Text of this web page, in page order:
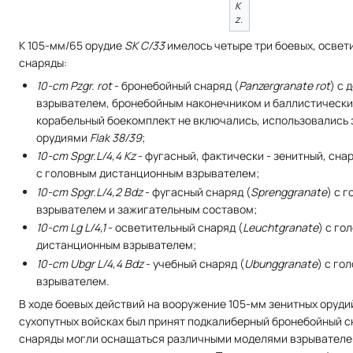
K
z.
К 105-мм/65 орудие SK C/33имелось четыре три боевых,
снаряды:
10-cm Pzgr. rot- бронебойный снаряд (Panzergranate rot) с
взрывателем, бронебойным наконечником и
корабельный боекомплект не включались,
орудиями Flak 38/39;
10-cm Spgr.L/4,4 Kz- фугасный, фактически - зенитный,
с головным дистанционным взрывателем;
10-cm Spgr.L/4,2 Bdz- фугасный снаряд (Sprenggranate) с
взрывателем и зажигательным составом;
10-cm Lg L/4,1- осветительный снаряд (Leuchtgranate) с
дистанционным взрывателем;
10-cm Ubgr L/4,4 Bdz- учебный снаряд (Ubunggranate) с
взрывателем.
В ходе боевых действий на вооружение 105-мм зенитных
сухопутных войсках был принят подкалиберный бронебойный
снаряды могли оснащаться различными моделями